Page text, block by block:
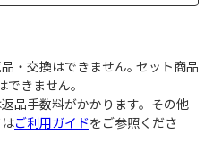
・交換はできません｡ セット商品
できません｡
品手数料がかかります。その他
ご利用ガイドをご参照くださ